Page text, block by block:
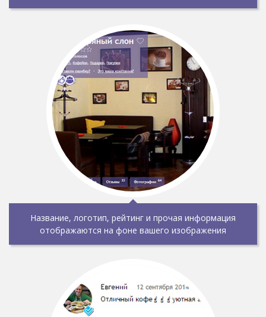
Название, логотип, рейтинг и прочая информация
отображаются на фоне вашего изображения